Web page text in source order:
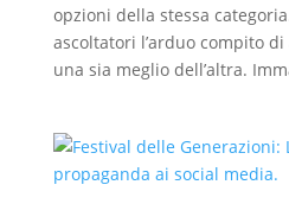
opzioni della stessa
ascoltatori l’arduo compito
una sia meglio dell’altra.